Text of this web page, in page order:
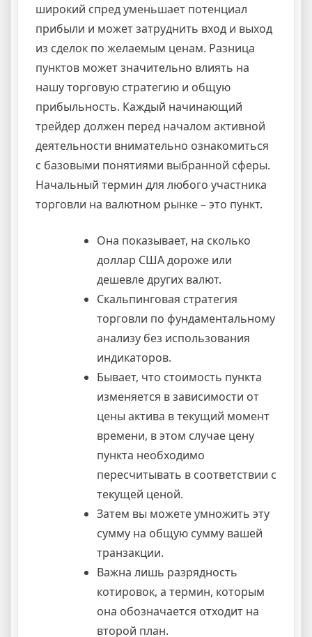
широкий спред уменьшает потенциал
прибыли и может затруднить вход и выход
из сделок по желаемым ценам. Разница
пунктов может значительно влиять на
нашу торговую стратегию и общую
прибыльность. Каждый начинающий
трейдер должен перед началом активной
деятельности внимательно ознакомиться
с базовыми понятиями выбранной сферы.
Начальный термин для любого участника
торговли на валютном рынке – это пункт.
Она показывает, на сколько
доллар США дороже или
дешевле других валют.
Скальпинговая стратегия
торговли по фундаментальному
анализу без использования
индикаторов.
Бывает, что стоимость пункта
изменяется в зависимости от
цены актива в текущий момент
времени, в этом случае цену
пункта необходимо
пересчитывать в соответствии с
текущей ценой.
Затем вы можете умножить эту
сумму на общую сумму вашей
транзакции.
Важна лишь разрядность
котировок, а термин, которым
она обозначается отходит на
второй план.